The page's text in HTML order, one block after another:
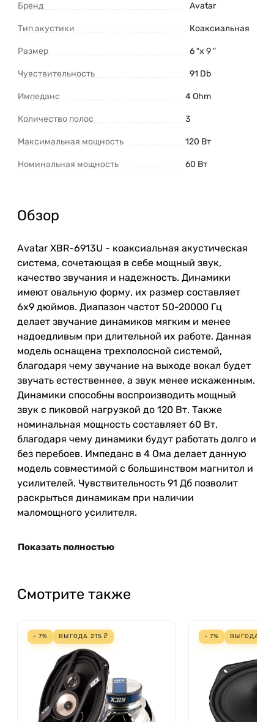
Бренд Avatar
Тип акустики Коаксиальная
Размер 6 ″x 9 ″
Чувствительность 91 Db
Импеданс 4 Ohm
Количество полос 3
Максимальная мощность 120 Вт
Номинальная мощность 60 Вт
Обзор
Avatar XBR-6913U - коаксиальная акустическая
система, сочетающая в себе мощный звук,
качество звучания и надежность. Динамики
имеют овальную форму, их размер составляет
6x9 дюймов. Диапазон частот 50-20000 Гц
делает звучание динамиков мягким и менее
надоедливым при длительной их работе. Данная
модель оснащена трехполосной системой,
благодаря чему звучание на выходе вокал будет
звучать естественнее, а звук менее искаженным.
Динамики способны воспроизводить мощный
звук с пиковой нагрузкой до 120 Вт. Также
номинальная мощность составляет 60 Вт,
благодаря чему динамики будут работать долго и
без перебоев. Импеданс в 4 Ома делает данную
модель совместимой с большинством магнитол и
усилителей. Чувствительность 91 Дб позволит
раскрыться динамикам при наличии
маломощного усилителя.
Показать полностью
Смотрите также
- 7% ВЫГОДА 215 ₽ - 7% ВЫГОДА